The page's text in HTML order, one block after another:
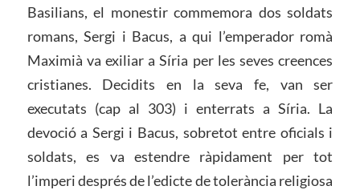
Basilians, el monestir commemora dos soldats
romans, Sergi i Bacus, a qui l’emperador romà
Maximià va exiliar a Síria per les seves creences
cristianes. Decidits en la seva fe, van ser
executats (cap al 303) i enterrats a Síria. La
devoció a Sergi i Bacus, sobretot entre oficials i
soldats, es va estendre ràpidament per tot
l’imperi després de l’edicte de tolerància religiosa